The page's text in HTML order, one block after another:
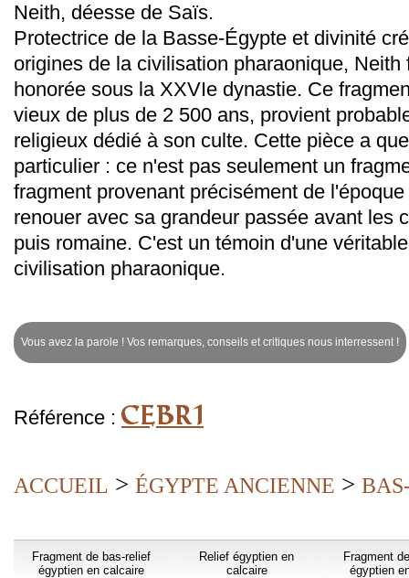
Neith, déesse de Saïs.
Protectrice de la Basse-Égypte et divinité
origines de la civilisation pharaonique, Neith
honorée sous la XXVIe dynastie. Ce
vieux de plus de 2 500 ans, provient
religieux dédié à son culte. Cette pièce a
particulier : ce n'est pas seulement un
fragment provenant précisément de
renouer avec sa grandeur passée avant les
puis romaine. C'est un témoin d'une
civilisation pharaonique.
Vous avez la parole ! Vos remarques, conseils et critiques nous interressent !
Référence : CEBR1
ACCUEIL > ÉGYPTE ANCIENNE >
Fragment de bas-relief
égyptien en calcaire
Relief égyptien en
calcaire
Fragment
égyptien